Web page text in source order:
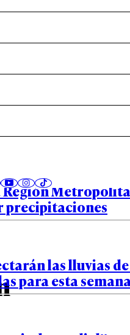
a Santiago: los
Región
precipitaciones
las lluvias
para esta